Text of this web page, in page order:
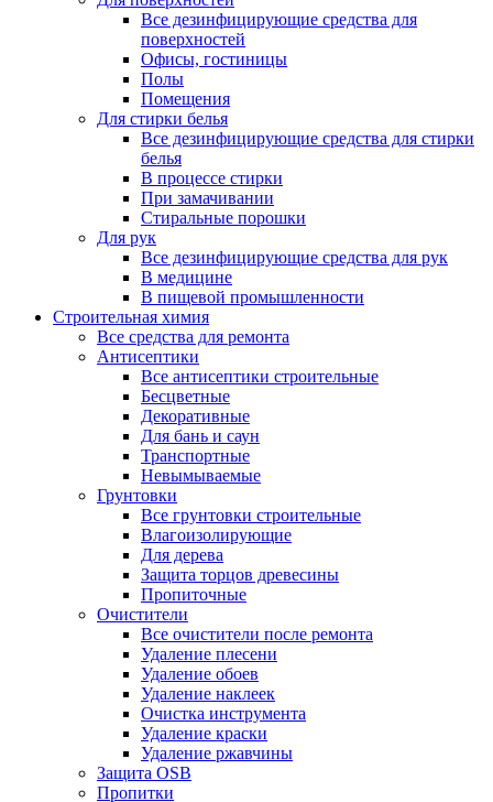
Все дезинфицирующие средства для
поверхностей
Офисы, гостиницы
Полы
Помещения
Для стирки белья
Все дезинфицирующие средства для стирки
белья
В процессе стирки
При замачивании
Стиральные порошки
Для рук
Все дезинфицирующие средства для рук
В медицине
В пищевой промышленности
Строительная химия
Все средства для ремонта
Антисептики
Все антисептики строительные
Бесцветные
Декоративные
Для бань и саун
Транспортные
Невымываемые
Грунтовки
Все грунтовки строительные
Влагоизолирующие
Для дерева
Защита торцов древесины
Пропиточные
Очистители
Все очистители после ремонта
Удаление плесени
Удаление обоев
Удаление наклеек
Очистка инструмента
Удаление краски
Удаление ржавчины
Защита OSB
Пропитки